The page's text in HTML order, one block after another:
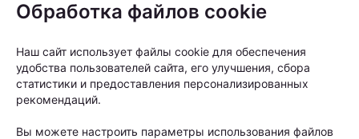
позволяют добиться заметного улучшения.
Обработка файлов cookie
Наш сайт использует файлы cookie для обеспечения
удобства пользователей сайта, его улучшения, сбора
статистики и предоставления персонализированных
рекомендаций.
Вы можете настроить параметры использования файлов